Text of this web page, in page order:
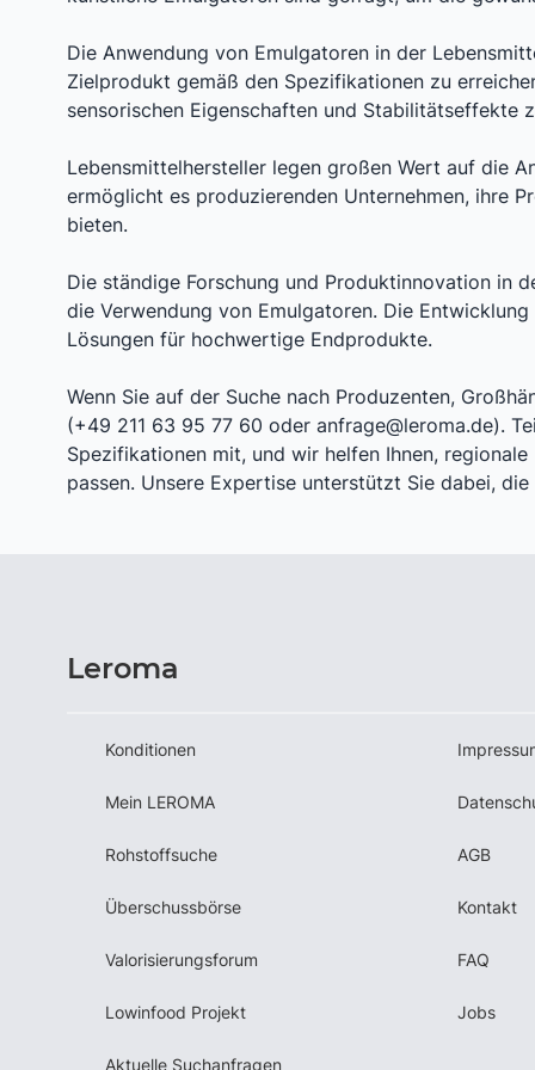
Die Anwendung von Emulgatoren in der
Zielprodukt gemäß den Spezifikationen zu
sensorischen Eigenschaften und Stabilitätseffekte
Lebensmittelhersteller legen großen Wert auf die
ermöglicht es produzierenden Unternehmen, ihre
bieten.
Die ständige Forschung und Produktinnovation in
die Verwendung von Emulgatoren. Die
Lösungen für hochwertige Endprodukte.
Wenn Sie auf der Suche nach Produzenten,
(+49 211 63 95 77 60 oder anfrage@leroma.de).
Spezifikationen mit, und wir helfen Ihnen,
passen. Unsere Expertise unterstützt Sie dabei,
Leroma
Konditionen
Mein LEROMA
Rohstoffsuche
Überschussbörse
Valorisierungsforum
Lowinfood Projekt
Aktuelle Suchanfragen
AGB
Kontakt
FAQ
Jobs